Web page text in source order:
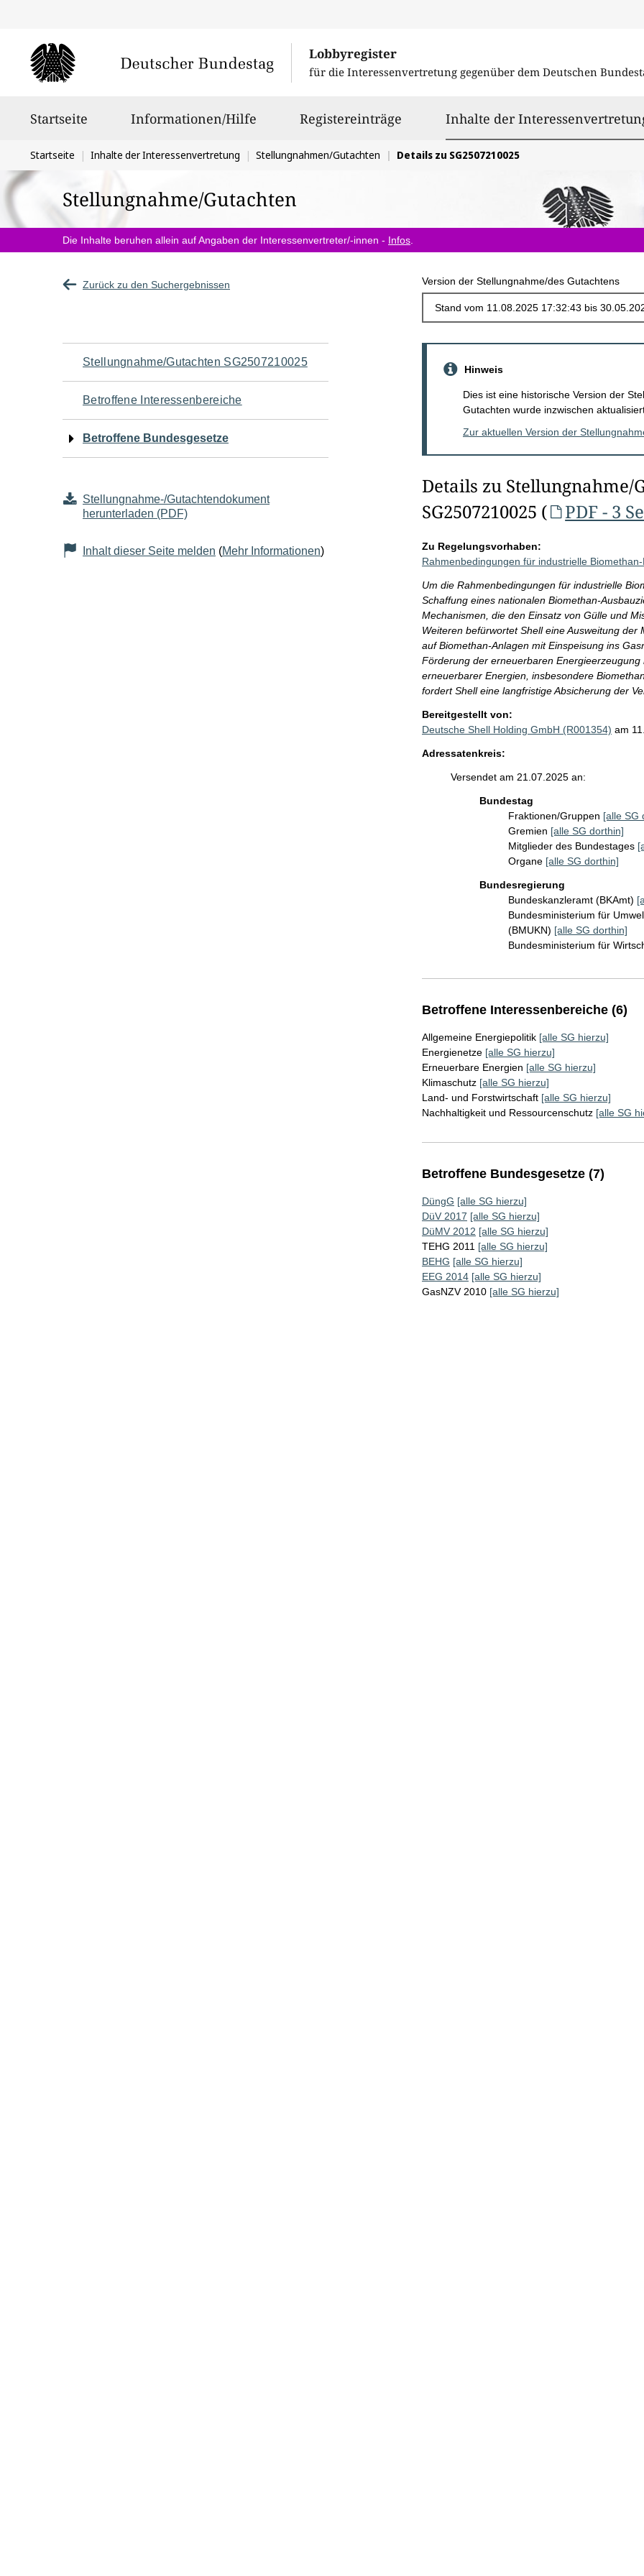
Lobbyregister
für die Interessenvertretung gegenüber dem Deutschen
Startseite Informationen/Hilfe Registereinträge Inhalte der
Sie
befinden
sich
hier:
Startseite Inhalte der Interessenvertretung Stellungnahmen/Gutachten Details zu SG2507210025
Stellungnahme/Gutachten
Die Inhalte beruhen allein auf Angaben der Interessenvertreter/-innen - Infos
Zurück zu den Suchergebnissen Version der Stellungnahme/des Gutachtens
Navigation
für
den
Seiteninhalt
Stellungnahme/Gutachten SG2507210025
Betroffene Interessenbereiche
Betroffene Bundesgesetze
Stellungnahme-/Gutachtendokument
herunterladen (PDF)
Inhalt dieser Seite melden (Mehr Informationen)
Hinweis
Dies ist eine historische Version der
Gutachten wurde inzwischen
Zur aktuellen Version der
Details zu Stellungnahme/
SG2507210025 (
PDF - 3
Zu Regelungsvorhaben:
Rahmenbedingungen für industrielle
Um die Rahmenbedingungen für industrielle
Schaffung eines nationalen Biomethan-
Mechanismen, die den Einsatz von Gülle und
Weiteren befürwortet Shell eine Ausweitung
auf Biomethan-Anlagen mit Einspeisung ins
Förderung der erneuerbaren
erneuerbarer Energien, insbesondere
fordert Shell eine langfristige Absicherung der
Bereitgestellt von:
Deutsche Shell Holding GmbH (R001354) am
Adressatenkreis:
Versendet am 21.07.2025 an:
Bundestag
Fraktionen/Gruppen [alle SG
Gremien [alle SG dorthin]
Mitglieder des Bundestages
Organe [alle SG dorthin]
Bundesregierung
Bundeskanzleramt (BKAmt)
Bundesministerium für
(BMUKN) [alle SG dorthin]
Bundesministerium für
Betroffene Interessenbereiche (6)
Allgemeine Energiepolitik [alle SG hierzu]
Energienetze [alle SG hierzu]
Erneuerbare Energien [alle SG hierzu]
Klimaschutz [alle SG hierzu]
Land- und Forstwirtschaft [alle SG hierzu]
Nachhaltigkeit und Ressourcenschutz [alle SG
Betroffene Bundesgesetze (7)
DüngG [alle SG hierzu]
DüV 2017 [alle SG hierzu]
DüMV 2012 [alle SG hierzu]
TEHG 2011 [alle SG hierzu]
BEHG [alle SG hierzu]
EEG 2014 [alle SG hierzu]
GasNZV 2010 [alle SG hierzu]